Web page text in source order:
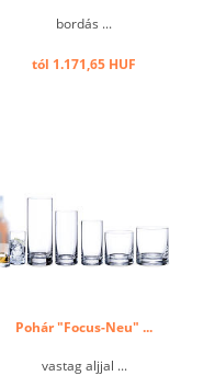
bordás ...
tól 1.171,65 HUF
Pohár "Focus-Neu" ...
vastag aljjal ...